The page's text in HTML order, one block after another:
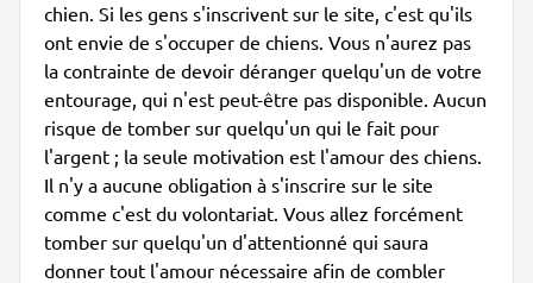
chien. Si les gens s'inscrivent sur le site, c'est qu'ils
ont envie de s'occuper de chiens. Vous n'aurez pas
la contrainte de devoir déranger quelqu'un de votre
entourage, qui n'est peut-être pas disponible. Aucun
risque de tomber sur quelqu'un qui le fait pour
l'argent ; la seule motivation est l'amour des chiens.
Il n'y a aucune obligation à s'inscrire sur le site
comme c'est du volontariat. Vous allez forcément
tomber sur quelqu'un d'attentionné qui saura
donner tout l'amour nécessaire afin de combler